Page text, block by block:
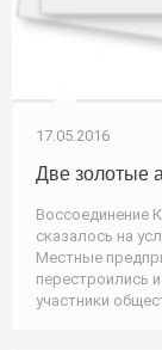
17.05.2016
Две золотые
Воссоединение
сказалось на
Местные
перестроились
участники